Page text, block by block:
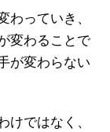
わっていき、
変わることで
が変わらない
けではなく、